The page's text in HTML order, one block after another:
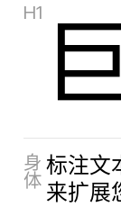
H1
身
体
标注文
来扩展